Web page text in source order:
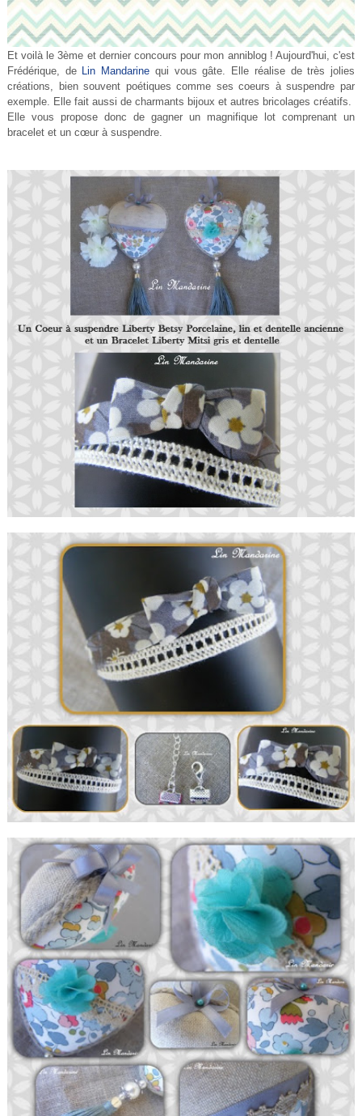
Et voilà le 3ème et dernier concours pour mon anniblog ! Aujourd'hui, c'est
Frédérique, de Lin Mandarine qui vous gâte. Elle réalise de très jolies
créations, bien souvent poétiques comme ses coeurs à suspendre par
exemple. Elle fait aussi de charmants bijoux et autres bricolages créatifs.
Elle vous propose donc de gagner un magnifique lot comprenant un
bracelet et un cœur à suspendre.